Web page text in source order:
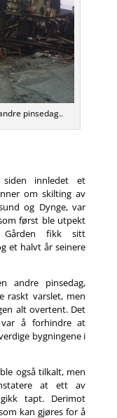
pinsedag..
innledet et
om skilting av
og Dynge, var
først ble utpekt
Gården fikk sitt
et halvt år seinere
andre pinsedag,
raskt varslet, men
alt overtent. Det
var å forhindre at
bygningene i
også tilkalt, men
at ett av
tapt. Derimot
kan gjøres for å